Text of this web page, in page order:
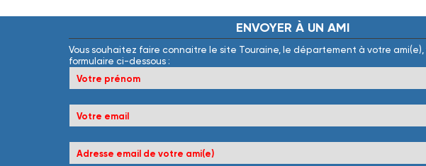
ENVOYER À UN AMI
Vous souhaitez faire connaitre le site Touraine, le département à votre ami(e),
formulaire ci-dessous :